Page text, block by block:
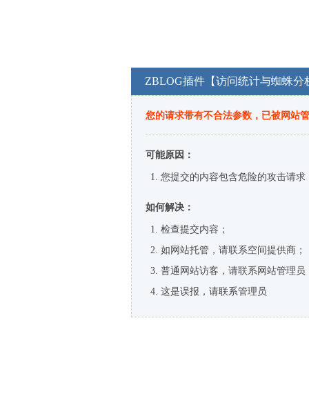
ZBLOG插件【访问统计与蜘蛛分
您的请求带有不合法参数，已被网站
可能原因：
您提交的内容包含危险的攻击请求
如何解决：
检查提交内容；
如网站托管，请联系空间提供商；
普通网站访客，请联系网站管理员
这是误报，请联系管理员